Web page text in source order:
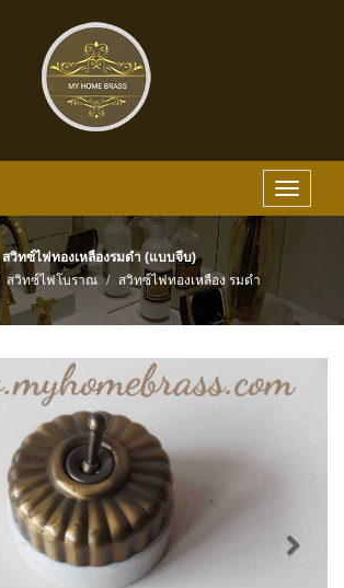
Toggle
สวิทซ์ไฟทองเหลืองรมดำ (แบบจีบ)
สวิทซ์ไฟโบราณ สวิทซ์ไฟทองเหลือง รมดำ
Next